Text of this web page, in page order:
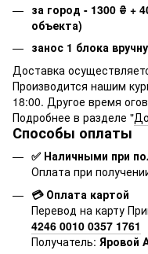
за город - 1300 ₴ +
объекта)
занос 1 блока
Доставка
Производится нашим
18:00. Другое время
Подробнее в разделе "
Способы оплаты
✅ Наличными при
Оплата при
💳 Оплата картой
Перевод на карту
4246 0010 0357 1761
Получатель: Яровой